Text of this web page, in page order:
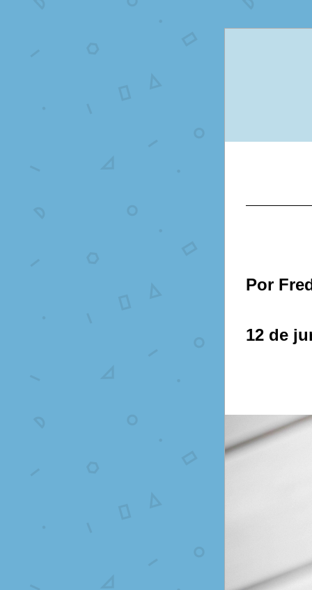
Por
12 de